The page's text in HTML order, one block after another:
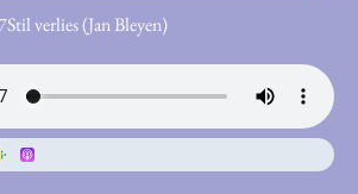
verlies (Jan Bleyen)